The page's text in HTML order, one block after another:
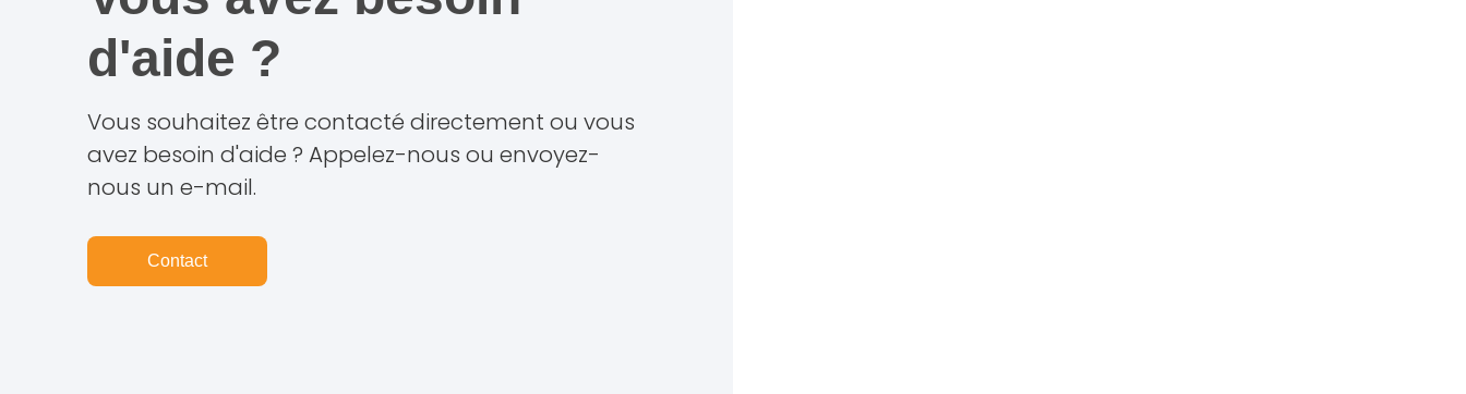
d'aide ?
Vous souhaitez être contacté directement ou vous
avez besoin d'aide ? Appelez-nous ou envoyez-
nous un e-mail.
Contact